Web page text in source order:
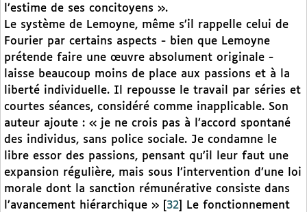
l’estime de ses concitoyens ».
Le système de Lemoyne, même s’il rappelle celui de
Fourier par certains aspects - bien que Lemoyne
prétende faire une œuvre absolument originale -
laisse beaucoup moins de place aux passions et à la
liberté individuelle. Il repousse le travail par séries et
courtes séances, considéré comme inapplicable. Son
auteur ajoute : « je ne crois pas à l’accord spontané
des individus, sans police sociale. Je condamne le
libre essor des passions, pensant qu’il leur faut une
expansion régulière, mais sous l’intervention d’une loi
morale dont la sanction rémunérative consiste dans
l’avancement hiérarchique »
32
Le fonctionnement